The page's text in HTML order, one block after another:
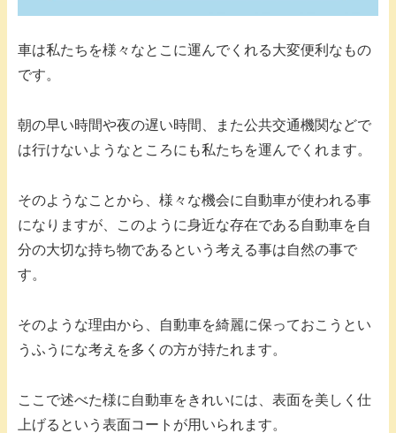
車は私たちを様々なとこに運んでくれる大変便利なもの
です。
朝の早い時間や夜の遅い時間、また公共交通機関などで
は行けないようなところにも私たちを運んでくれます。
そのようなことから、様々な機会に自動車が使われる事
になりますが、このように身近な存在である自動車を自
分の大切な持ち物であるという考える事は自然の事で
す。
そのような理由から、自動車を綺麗に保っておこうとい
うふうにな考えを多くの方が持たれます。
ここで述べた様に自動車をきれいには、表面を美しく仕
上げるという表面コートが用いられます。